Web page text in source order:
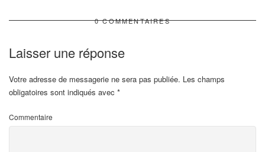
0 COMMENTAIRES
Laisser une réponse
Votre adresse de messagerie ne sera pas publiée. Les champs
obligatoires sont indiqués avec *
Commentaire